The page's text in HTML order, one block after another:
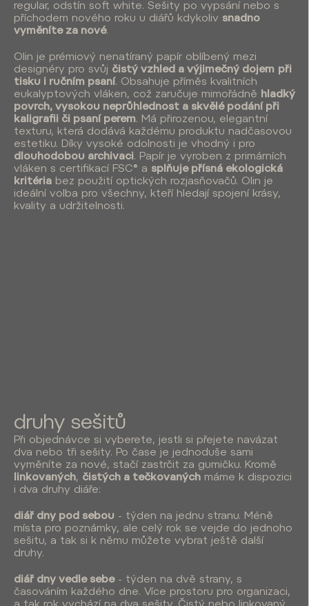
regular, odstín soft white. Sešity po vypsání nebo s
příchodem nového roku u diářů kdykoliv snadno
vyměníte za nové.
Olin je prémiový nenatíraný papír oblíbený mezi
designéry pro svůj čistý vzhled a výjimečný dojem při
tisku i ručním psaní. Obsahuje příměs kvalitních
eukalyptových vláken, což zaručuje mimořádně hladký
povrch, vysokou neprůhlednost a skvělé podání při
kaligrafii či psaní perem. Má přirozenou, elegantní
texturu, která dodává každému produktu nadčasovou
estetiku. Díky vysoké odolnosti je vhodný i pro
dlouhodobou archivaci. Papír je vyroben z primárních
vláken s certifikací FSC® a splňuje přísná ekologická
kritéria bez použití optických rozjasňovačů. Olin je
ideální volba pro všechny, kteří hledají spojení krásy,
kvality a udržitelnosti.
druhy sešitů
Při objednávce si vyberete, jestli si přejete navázat
dva nebo tři sešity. Po čase je jednoduše sami
vyměníte za nové, stačí zastrčit za gumičku. Kromě
linkovaných, čistých a tečkovaných máme k dispozici
i dva druhy diáře:
diář dny pod sebou - týden na jednu stranu. Méně
místa pro poznámky, ale celý rok se vejde do jednoho
sešitu, a tak si k němu můžete vybrat ještě další
druhy.
diář dny vedle sebe- týden na dvě strany, s
časováním každého dne. Více prostoru pro organizaci,